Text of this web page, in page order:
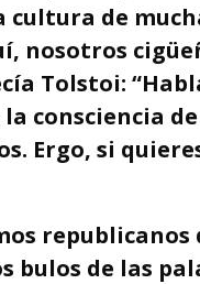
de
nosotros
Tolstoi:
consciencia
Ergo, si
republicanos
de las